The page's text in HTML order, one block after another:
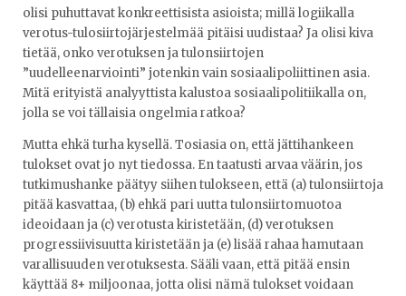
olisi puhuttavat konkreettisista asioista; millä logiikalla
verotus-tulosiirtojärjestelmää pitäisi uudistaa? Ja olisi kiva
tietää, onko verotuksen ja tulonsiirtojen
”uudelleenarviointi” jotenkin vain sosiaalipoliittinen asia.
Mitä erityistä analyyttista kalustoa sosiaalipolitiikalla on,
jolla se voi tällaisia ongelmia ratkoa?
Mutta ehkä turha kysellä. Tosiasia on, että jättihankeen
tulokset ovat jo nyt tiedossa. En taatusti arvaa väärin, jos
tutkimushanke päätyy siihen tulokseen, että (a) tulonsiirtoja
pitää kasvattaa, (b) ehkä pari uutta tulonsiirtomuotoa
ideoidaan ja (c) verotusta kiristetään, (d) verotuksen
progressiivisuutta kiristetään ja (e) lisää rahaa hamutaan
varallisuuden verotuksesta. Sääli vaan, että pitää ensin
käyttää 8+ miljoonaa, jotta olisi nämä tulokset voidaan